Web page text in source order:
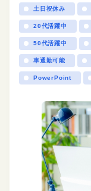
土日祝休み
20代活躍中
50代活躍中
車通勤可能
PowerPoint